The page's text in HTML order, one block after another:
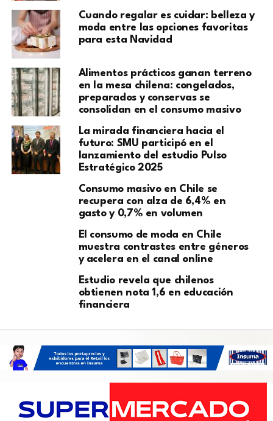
Cuando regalar es cuidar: belleza y
moda entre las opciones favoritas
para esta Navidad
Alimentos prácticos ganan terreno
en la mesa chilena: congelados,
preparados y conservas se
consolidan en el consumo masivo
La mirada financiera hacia el
futuro: SMU participó en el
lanzamiento del estudio Pulso
Estratégico 2025
Consumo masivo en Chile se
recupera con alza de 6,4% en
gasto y 0,7% en volumen
El consumo de moda en Chile
muestra contrastes entre géneros
y acelera en el canal online
Estudio revela que chilenos
obtienen nota 1,6 en educación
financiera